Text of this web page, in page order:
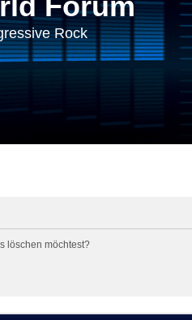
Rock
löschen möchtest?